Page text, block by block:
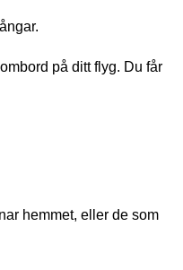
på ditt flyg. Du får
hemmet, eller de som